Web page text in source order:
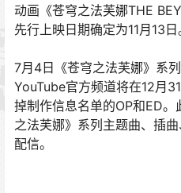
动画《苍穹之法芙娜THE
先行上映日期确定为11月13日
7月4日《苍穹之法芙娜》系
YouTube官方频道将在12月
掉制作信息名单的OP和ED
之法芙娜》系列主题曲、插
配信。